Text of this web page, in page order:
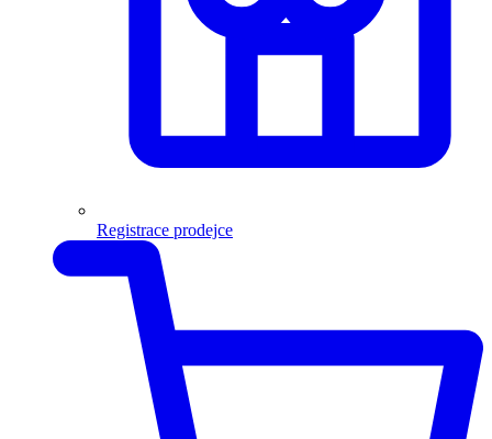
Registrace prodejce